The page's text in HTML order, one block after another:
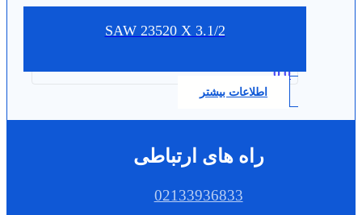
SAW 23520 X 3.1/2
0.0
اطلاعات بیشتر
راه های ارتباطی
02133936833